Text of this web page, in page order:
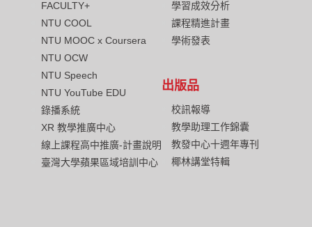
FACULTY+
NTU COOL
NTU MOOC x Coursera
NTU OCW
NTU Speech
NTU YouTube EDU
錄播系統
XR 教學推廣中心
線上課程高中推廣-計畫說明
臺灣大學蘋果區域培訓中心
學習成效分析
課程精進計畫
學術發表
出版品
校訊報導
教學助理工作錦囊
教發中心十週年專刊
椰林講堂特輯